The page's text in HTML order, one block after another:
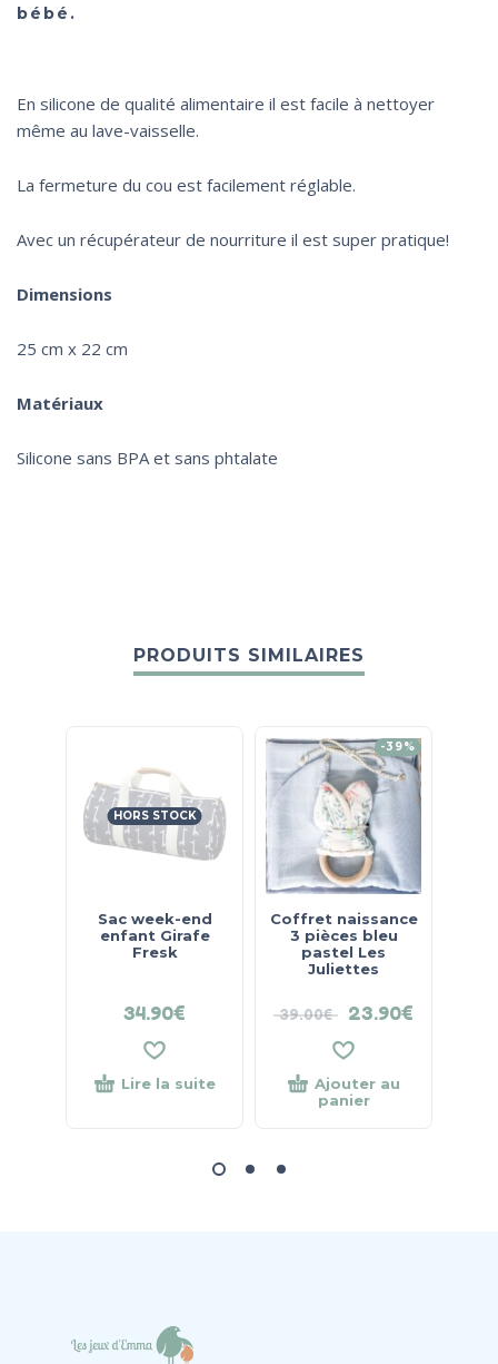
bébé.
En silicone de qualité alimentaire il est facile à nettoyer
même au lave-vaisselle.
La fermeture du cou est facilement réglable.
Avec un récupérateur de nourriture il est super pratique!
Dimensions
25 cm x 22 cm
Matériaux
Silicone sans BPA et sans phtalate
PRODUITS SIMILAIRES
HORS STOCK
Sac week-end
enfant Girafe
Fresk
34.90€
Lire la suite
-39%
Coffret naissance
3 pièces bleu
pastel Les
Juliettes
39.00€ 23.90€
Ajouter au
panier